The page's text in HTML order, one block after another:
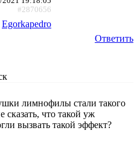
#2870656
Egorkapedro
Ответить
лимнофилы стали такого
что такой уж
вызвать такой эффект?